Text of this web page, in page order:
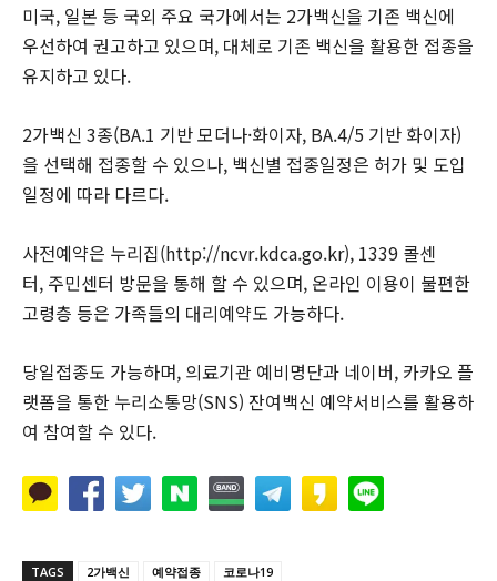
미국, 일본 등 국외 주요 국가에서는 2가백신을 기존 백신에
우선하여 권고하고 있으며, 대체로 기존 백신을 활용한 접종을
유지하고 있다.
2가백신 3종(BA.1 기반 모더나·화이자, BA.4/5 기반 화이자)
을 선택해 접종할 수 있으나, 백신별 접종일정은 허가 및 도입
일정에 따라 다르다.
사전예약은 누리집(http://ncvr.kdca.go.kr), 1339 콜센
터, 주민센터 방문을 통해 할 수 있으며, 온라인 이용이 불편한
고령층 등은 가족들의 대리예약도 가능하다.
당일접종도 가능하며, 의료기관 예비명단과 네이버, 카카오 플
랫폼을 통한 누리소통망(SNS) 잔여백신 예약서비스를 활용하
여 참여할 수 있다.
TAGS 2가백신 예약접종 코로나19